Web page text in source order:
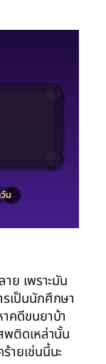
ย เพราะมัน
เป็นนักศึกษา
คดีขนยาบ้า
พติดเหล่านั้น
ายเช่นนี้นะ